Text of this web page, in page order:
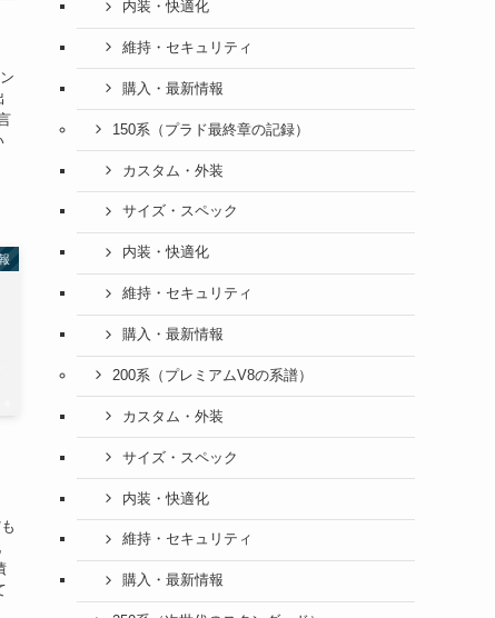
内装・快適化
維持・セキュリティ
購入・最新情報
150系（プラド最終章の記録）
カスタム・外装
サイズ・スペック
内装・快適化
維持・セキュリティ
購入・最新情報
200系（プレミアムV8の系譜）
カスタム・外装
サイズ・スペック
内装・快適化
維持・セキュリティ
購入・最新情報